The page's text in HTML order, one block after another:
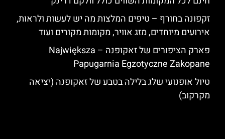
זקפונה בחורף – טיפים המלצות מה יש לעשות ולראות,
אירועים מיוחדים, מזג אוויר, מקומות מקורים ועוד
פארק הציפורים של זאקופנה – Największa
Papugarnia Egzotyczne Zakopane
טיול אופנועי שלג בלילה בטבע של זאקופנה (יציאה
מקרקוב)